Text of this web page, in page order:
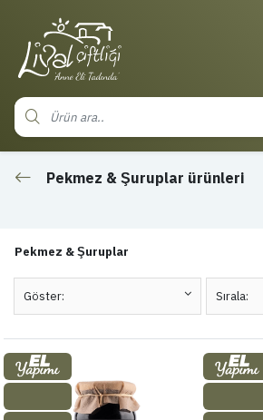
Pekmez & Şuruplar ürünleri
Pekmez & Şuruplar
Göster: Sırala: